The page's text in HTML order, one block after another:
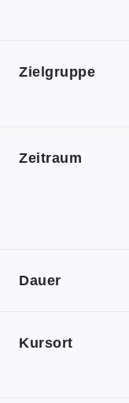
Zielgruppe
Zeitraum
Dauer
Kursort